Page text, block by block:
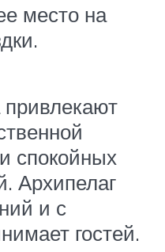
место на
спокойных
Архипелаг
и с
гостей.